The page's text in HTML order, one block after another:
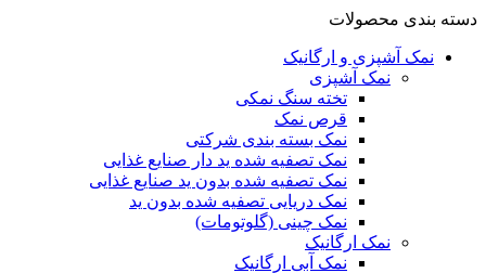
دسته بندی محصولات
نمک آشپزی و ارگانیک
نمک آشپزی
تخته سنگ نمکی
قرص نمک
نمک بسته بندی شرکتی
نمک تصفیه شده ید دار صنایع غذایی
نمک تصفیه شده بدون ید صنایع غذایی
نمک دریایی تصفیه شده بدون ید
نمک چینی (گلوتومات)
نمک ارگانیک
نمک آبی ارگانیک